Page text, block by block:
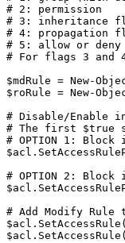
# 2: permission
# 3: inheritance
# 4: propagation
# 5: allow or deny
# For flags 3 and
$mdRule = New-
$roRule = New-
# Disable/Enable
# The first $true
# OPTION 1:
# OPTION 2:
# Add Modify Rule